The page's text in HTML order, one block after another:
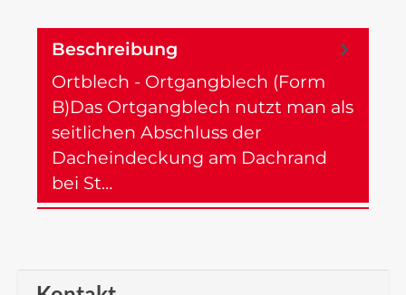
Beschreibung
Ortblech - Ortgangblech (Form
B)Das Ortgangblech nutzt man als
seitlichen Abschluss der
Dacheindeckung am Dachrand
bei St…